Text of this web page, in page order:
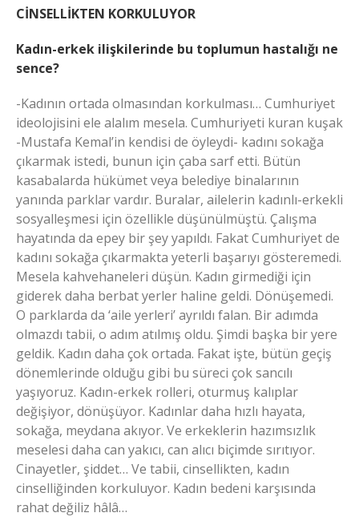
CİNSELLİKTEN KORKULUYOR
Kadın-erkek ilişkilerinde bu toplumun hastalığı ne
sence?
-Kadının ortada olmasından korkulması… Cumhuriyet
ideolojisini ele alalım mesela. Cumhuriyeti kuran kuşak
-Mustafa Kemal’in kendisi de öyleydi- kadını sokağa
çıkarmak istedi, bunun için çaba sarf etti. Bütün
kasabalarda hükümet veya belediye binalarının
yanında parklar vardır. Buralar, ailelerin kadınlı-erkekli
sosyalleşmesi için özellikle düşünülmüştü. Çalışma
hayatında da epey bir şey yapıldı. Fakat Cumhuriyet de
kadını sokağa çıkarmakta yeterli başarıyı gösteremedi.
Mesela kahvehaneleri düşün. Kadın girmediği için
giderek daha berbat yerler haline geldi. Dönüşemedi.
O parklarda da ‘aile yerleri’ ayrıldı falan. Bir adımda
olmazdı tabii, o adım atılmış oldu. Şimdi başka bir yere
geldik. Kadın daha çok ortada. Fakat işte, bütün geçiş
dönemlerinde olduğu gibi bu süreci çok sancılı
yaşıyoruz. Kadın-erkek rolleri, oturmuş kalıplar
değişiyor, dönüşüyor. Kadınlar daha hızlı hayata,
sokağa, meydana akıyor. Ve erkeklerin hazımsızlık
meselesi daha can yakıcı, can alıcı biçimde sırıtıyor.
Cinayetler, şiddet… Ve tabii, cinsellikten, kadın
cinselliğinden korkuluyor. Kadın bedeni karşısında
rahat değiliz hâlâ…